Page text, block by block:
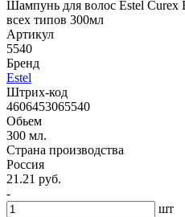
Шампунь для волос Estel Curex
всех типов 300мл
Артикул
5540
Бренд
Estel
Штрих-код
4606453065540
Обьем
300 мл.
Страна производства
Россия
21.21 руб.
-
шт